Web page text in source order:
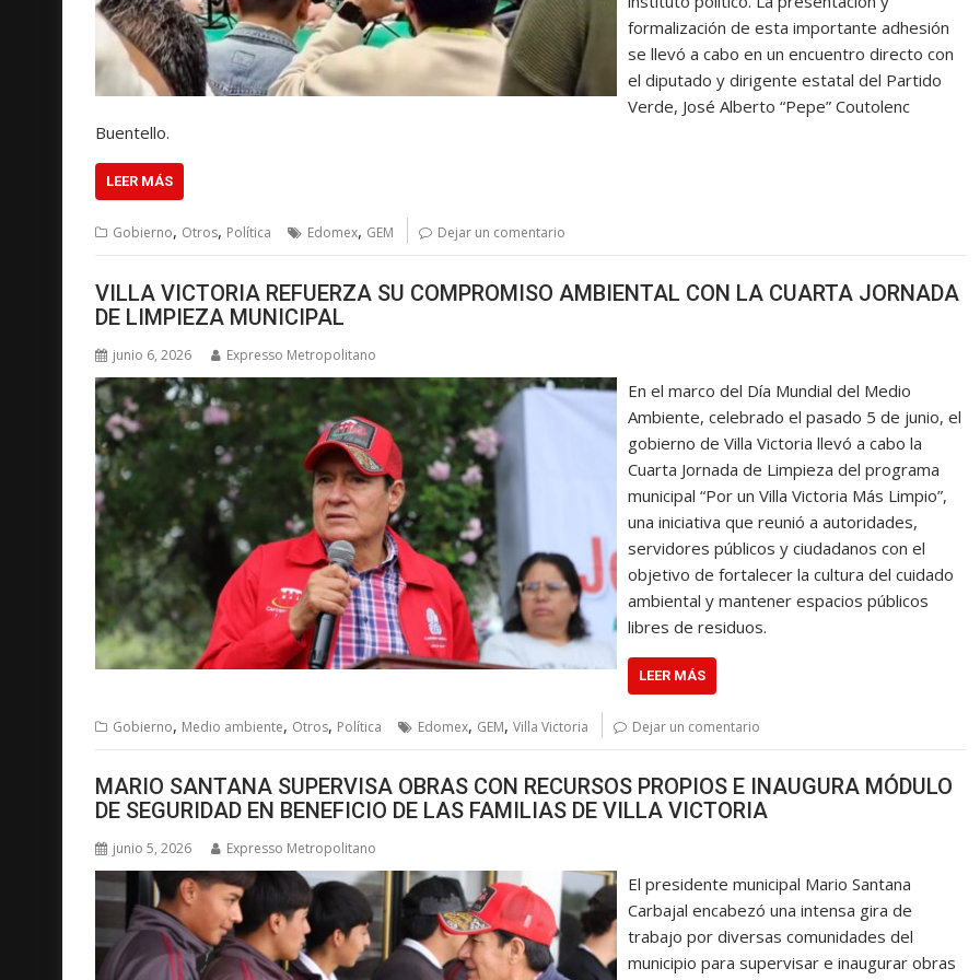
formalización de esta importante adhesión
se llevó a cabo en un encuentro directo con
el diputado y dirigente estatal del Partido
Verde, José Alberto “Pepe” Coutolenc
Buentello.
LEER MÁS
Gobierno, Otros, Política Edomex, GEM Dejar un comentario
VILLA VICTORIA REFUERZA SU COMPROMISO AMBIENTAL CON LA CUARTA JORNADA
DE LIMPIEZA MUNICIPAL
junio 6, 2026 Expresso Metropolitano
En el marco del Día Mundial del Medio
Ambiente, celebrado el pasado 5 de junio, el
gobierno de Villa Victoria llevó a cabo la
Cuarta Jornada de Limpieza del programa
municipal “Por un Villa Victoria Más Limpio”,
una iniciativa que reunió a autoridades,
servidores públicos y ciudadanos con el
objetivo de fortalecer la cultura del cuidado
ambiental y mantener espacios públicos
libres de residuos.
LEER MÁS
Gobierno, Medio ambiente, Otros, Política Edomex, GEM, Villa Victoria Dejar un comentario
MARIO SANTANA SUPERVISA OBRAS CON RECURSOS PROPIOS E INAUGURA MÓDULO
DE SEGURIDAD EN BENEFICIO DE LAS FAMILIAS DE VILLA VICTORIA
junio 5, 2026 Expresso Metropolitano
El presidente municipal Mario Santana
Carbajal encabezó una intensa gira de
trabajo por diversas comunidades del
municipio para supervisar e inaugurar obras